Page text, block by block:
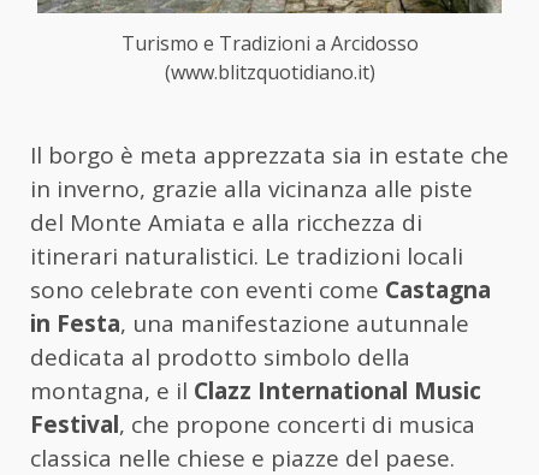
Turismo e Tradizioni a Arcidosso
(www.blitzquotidiano.it)
Il borgo è meta apprezzata sia in estate che
in inverno, grazie alla vicinanza alle piste
del Monte Amiata e alla ricchezza di
itinerari naturalistici. Le tradizioni locali
sono celebrate con eventi come Castagna
in Festa, una manifestazione autunnale
dedicata al prodotto simbolo della
montagna, e il Clazz International Music
Festival, che propone concerti di musica
classica nelle chiese e piazze del paese.